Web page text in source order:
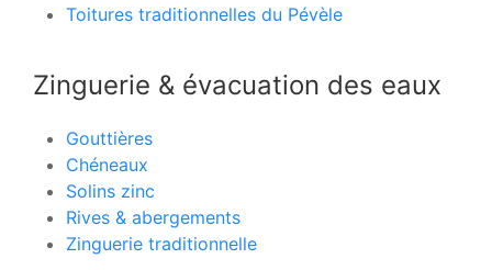
Toitures traditionnelles du Pévèle
Zinguerie & évacuation des eaux
Gouttières
Chéneaux
Solins zinc
Rives & abergements
Zinguerie traditionnelle